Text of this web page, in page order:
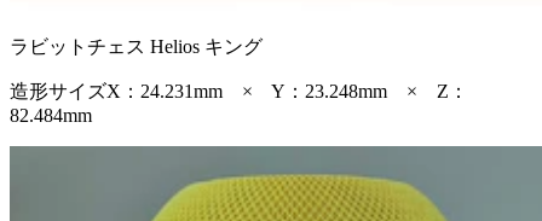
ラビットチェス Helios キング
造形サイズX：24.231mm × Y：23.248mm × Z：
82.484mm